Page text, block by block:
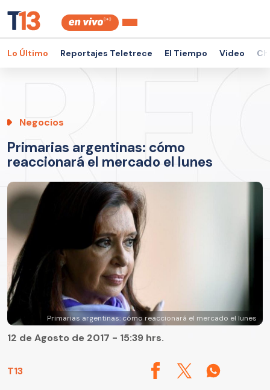
Lo Último Reportajes Teletrece El Tiempo Video
Negocios
Primarias argentinas: cómo
reaccionará el mercado el lunes
Primarias argentinas: cómo reaccionará el mercado el lunes
T13
12 de Agosto de 2017 - 15:39 hrs.